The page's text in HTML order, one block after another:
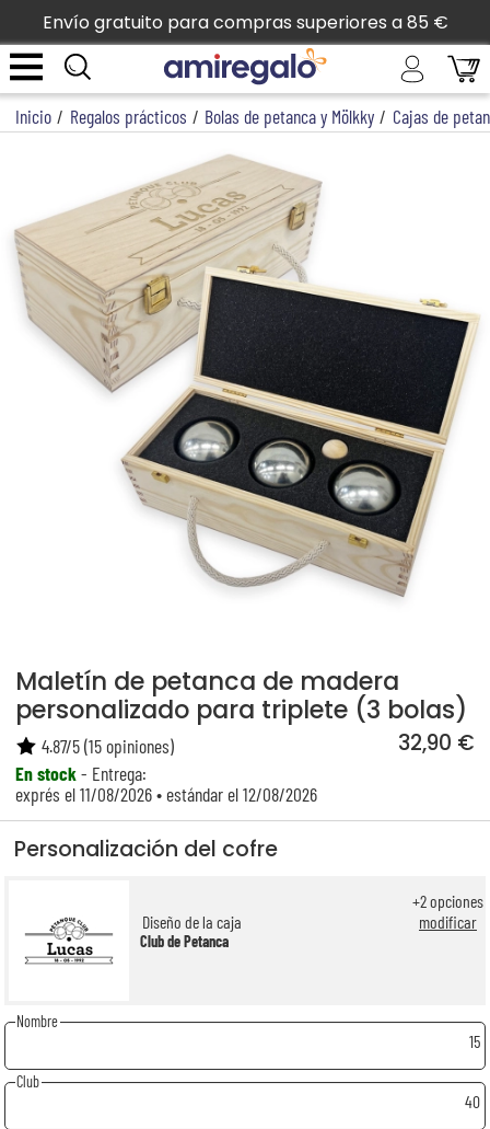
Envío gratuito para compras superiores a 85 €
Inicio / Regalos prácticos / Bolas de petanca y Mölkky / Cajas de
Maletín de petanca de madera
personalizado para triplete (3 bolas)
32,90 €
En stock- Entrega:
exprés el 11/08/2026 • estándar el 12/08/2026
4.87/5(15opiniones)
Personalización del cofre
Diseño de la caja
Club de Petanca
+2opciones
modificar
Nombre
15
Club
40